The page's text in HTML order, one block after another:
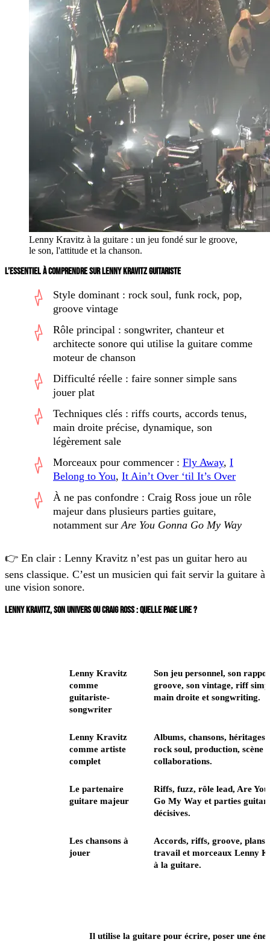
Lenny Kravitz à la guitare : un jeu fondé sur le groove,
le son, l'attitude et la chanson.
L’ESSENTIEL À COMPRENDRE SUR LENNY KRAVITZ GUITARISTE
Style dominant : rock soul, funk rock, pop,
groove vintage
Rôle principal : songwriter, chanteur et
architecte sonore qui utilise la guitare comme
moteur de chanson
Difficulté réelle : faire sonner simple sans
jouer plat
Techniques clés : riffs courts, accords tenus,
main droite précise, dynamique, son
légèrement sale
Morceaux pour commencer : Fly Away, I
Belong to You, It Ain’t Over ‘til It’s Over
À ne pas confondre : Craig Ross joue un rôle
majeur dans plusieurs parties guitare,
notamment sur Are You Gonna Go My Way
👉 En clair : Lenny Kravitz n’est pas un guitar hero au
sens classique. C’est un musicien qui fait servir la guitare à
une vision sonore.
LENNY KRAVITZ, SON UNIVERS OU CRAIG ROSS : QUELLE PAGE LIRE ?
Lenny Kravitz
comme
guitariste-
songwriter
Son jeu personnel, son
groove, son vintage, riff
main droite et songwriting.
Lenny Kravitz
comme artiste
complet
Albums, chansons, héritages
rock soul, production, scène
collaborations.
Le partenaire
guitare majeur
Riffs, fuzz, rôle lead, Are
Go My Way et parties
décisives.
Les chansons à
jouer
Accords, riffs, groove, plans
travail et morceaux Lenny
à la guitare.
Il utilise la guitare pour écrire, poser une